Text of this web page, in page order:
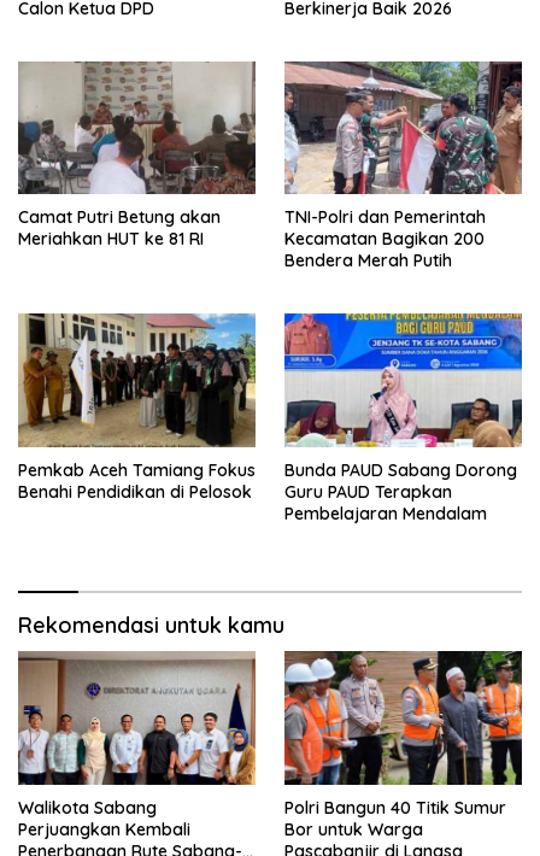
Calon Ketua DPD
Berkinerja Baik 2026
Camat Putri Betung akan
Meriahkan HUT ke 81 RI
TNI-Polri dan Pemerintah
Kecamatan Bagikan 200
Bendera Merah Putih
Pemkab Aceh Tamiang Fokus
Benahi Pendidikan di Pelosok
Bunda PAUD Sabang Dorong
Guru PAUD Terapkan
Pembelajaran Mendalam
Rekomendasi untuk kamu
Walikota Sabang
Perjuangkan Kembali
Penerbangan Rute Sabang-
Polri Bangun 40 Titik Sumur
Bor untuk Warga
Pascabanjir di Langsa